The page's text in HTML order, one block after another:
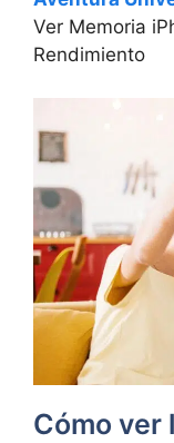
Ver Memoria
Rendimiento
Cómo ver